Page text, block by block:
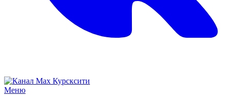
Меню